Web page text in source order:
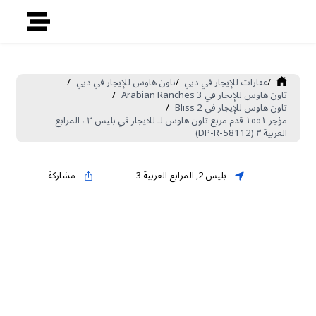
/عقارات للإيجار في دبي /تاون هاوس للإيجار في دبي /
تاون هاوس للإيجار في Arabian Ranches 3 /
تاون هاوس للإيجار في Bliss 2 /
مؤجر ١٥٥١ قدم مربع تاون هاوس لـ للايجار في بليس ٢ ، المرابع
العربية ٣ (DP-R-58112)
بليس 2 ,المرابع العربية 3 - مشاركة